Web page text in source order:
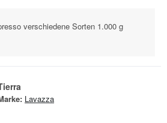
verschiedene Sorten 1.000 g
Lavazza